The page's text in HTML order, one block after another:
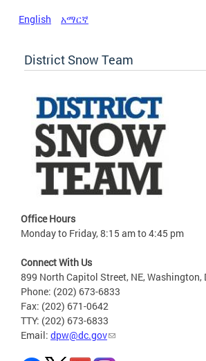
English አማርኛ
District Snow Team
Office Hours
Monday to Friday, 8:15 am to 4:45 pm
Connect With Us
899 North Capitol Street, NE, Washington,
Phone: (202) 673-6833
Fax: (202) 671-0642
TTY: (202) 673-6833
Email: dpw@dc.gov